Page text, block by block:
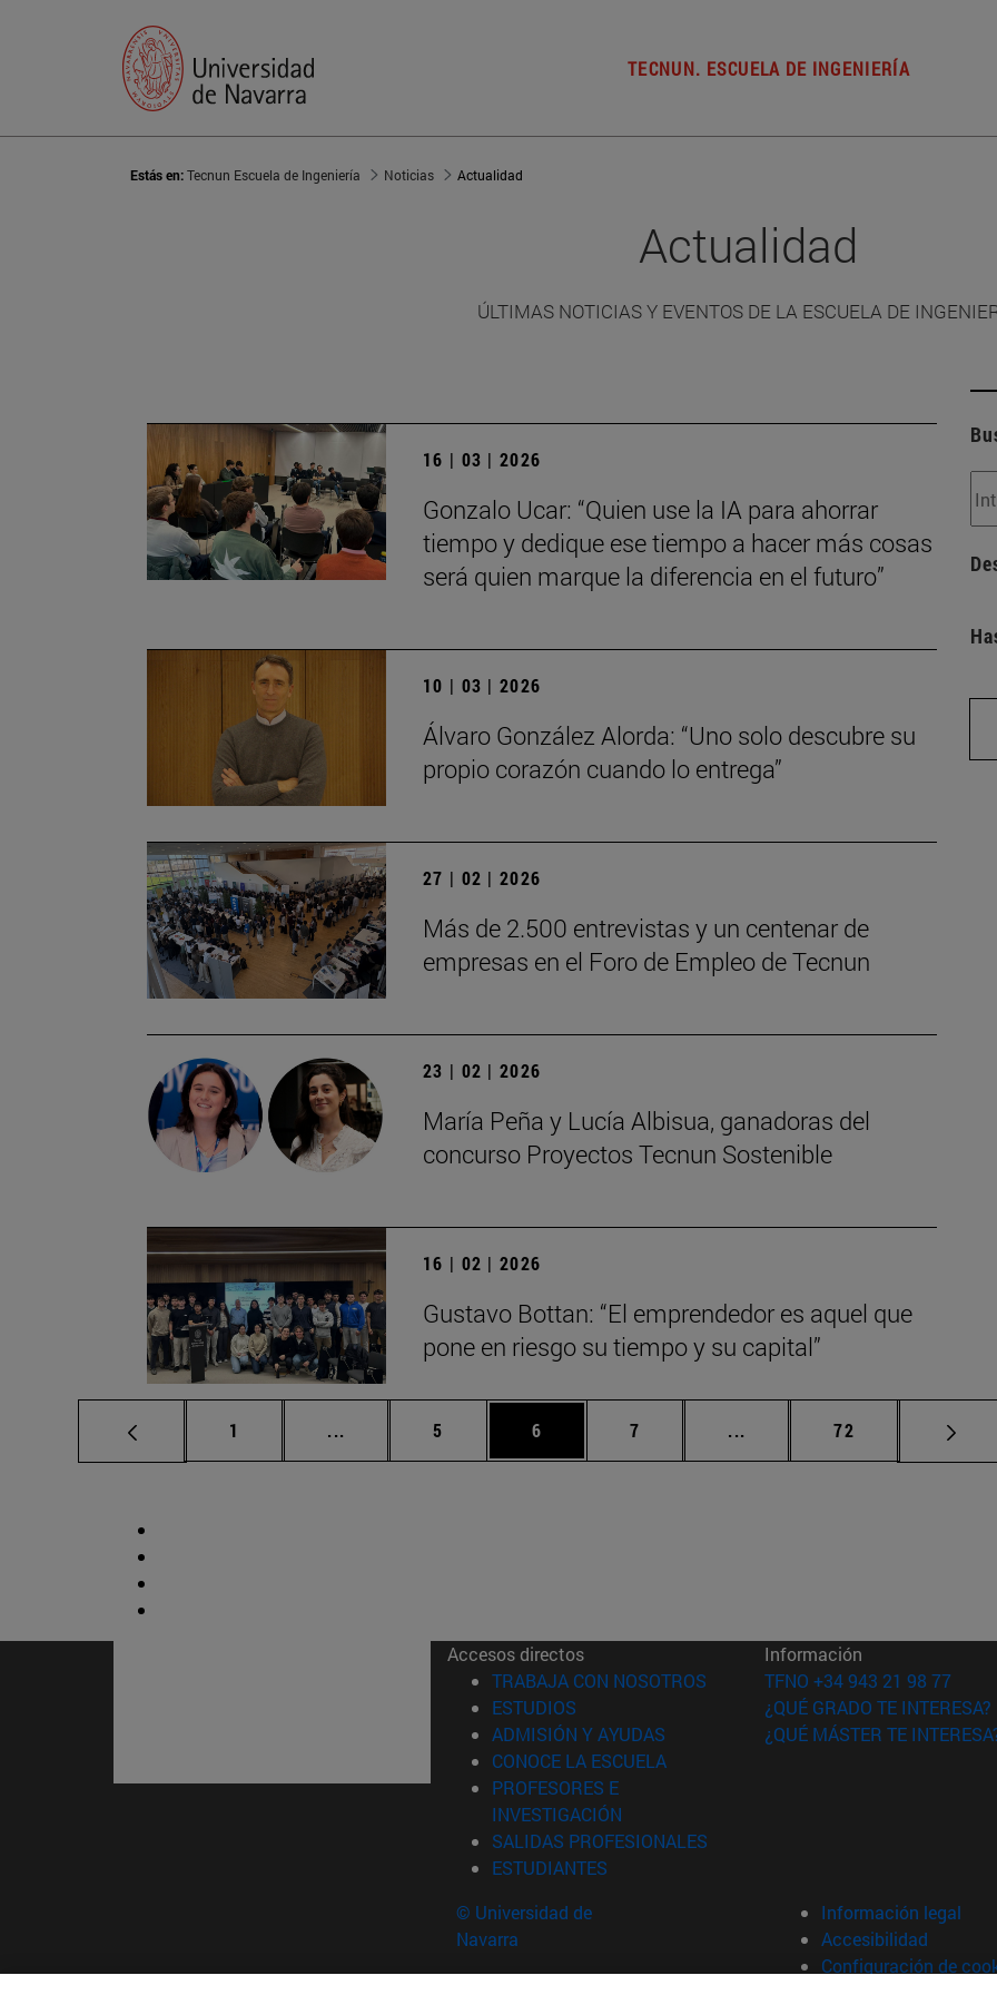
TECNUN. ESCUELA DE INGENIERÍA
Estás en:Tecnun Escuela de Ingeniería Noticias Actualidad
Actualidad
ÚLTIMAS NOTICIAS Y EVENTOS DE LA ESCUELA DE
16 | 03 | 2026
Gonzalo Ucar: “Quien use la IA para ahorrar
tiempo y dedique ese tiempo a hacer más cosas
será quien marque la diferencia en el futuro”
10 | 03 | 2026
Álvaro González Alorda: “Uno solo descubre su
propio corazón cuando lo entrega”
27 | 02 | 2026
Más de 2.500 entrevistas y un centenar de
empresas en el Foro de Empleo de Tecnun
23 | 02 | 2026
María Peña y Lucía Albisua, ganadoras del
concurso Proyectos Tecnun Sostenible
16 | 02 | 2026
Gustavo Bottan: “El emprendedor es aquel que
pone en riesgo su tiempo y su capital”
Página
1 ... Páginas intermedias Use TAB para desplazarse.
Página
5 Página
6 Página
7 ... Páginas intermedias Use TAB
Página
72
Accesos directos
TRABAJA CON NOSOTROS (abre en nueva ventana)
ESTUDIOS (abre en nueva ventana)
ADMISIÓN Y AYUDAS (abre en nueva ventana)
CONOCE LA ESCUELA(abre en nueva ventana)
PROFESORES E
INVESTIGACIÓN
SALIDAS PROFESIONALES
ESTUDIANTES
Información
TFNO +34 943 21 98 77
¿QUÉ GRADO TE INTERESA?
¿QUÉ MÁSTER TE
© Universidad de
Navarra
Información legal
Accesibilidad
Configuración de